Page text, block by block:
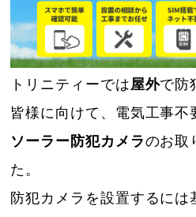
トリニティーでは 屋外で防
皆様に向けて、電気工事不
ソーラー防犯カメラのお取
た。
防犯カメラを設置するに